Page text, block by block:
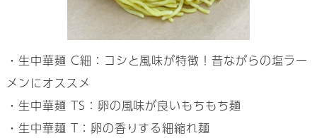
・生中華麺 C細：コシと風味が特徴！昔ながらの塩ラー
メンにオススメ
・生中華麺 TS：卵の風味が良いもちもち麺
・生中華麺 T：卵の香りする細縮れ麺